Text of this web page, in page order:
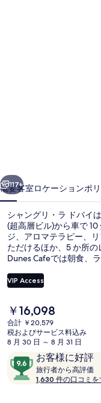
バ
イ
の
写
真
ギ
ラ
リ
ー
117+
概要客室ロケーションポ
シャングリ・ラ ドバイ
(超高層ビル)から車で
ジ、アロマテラピー、
ただけるほか、5 か所
Dunes Cafeでは朝食、
ール、およびプールサ
スタッフや総合的な施
センター駅までは徒歩 10
VIP Access
現
在
の
料
は
￥16,098
￥16,098
合計 ￥20,579
税およびサービス料込み
8 月 30 日 ～ 8 月 31 日
口
コ
ミ
お客様に好評
10
段
階
旅行者から高評価
1,630 件の口コミ